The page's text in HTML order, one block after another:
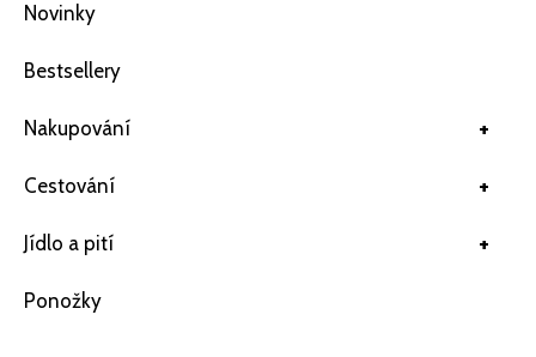
Novinky
Bestsellery
+
Nakupování
+
Cestování
+
Jídlo a pití
Ponožky